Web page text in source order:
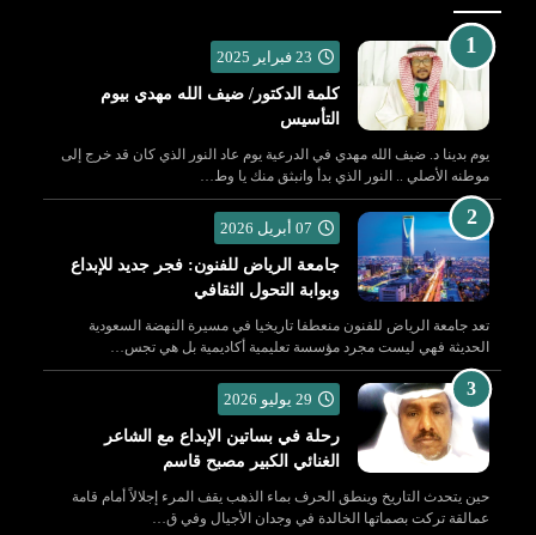
23 فبراير 2025
كلمة الدكتور/ ضيف الله مهدي بيوم
التأسيس
يوم بدينا د. ضيف الله مهدي في الدرعية يوم عاد النور الذي كان قد خرج إلى
موطنه الأصلي .. النور الذي بدأ وانبثق منك يا وط…
07 أبريل 2026
جامعة الرياض للفنون: فجر جديد للإبداع
وبوابة التحول الثقافي
تعد جامعة الرياض للفنون منعطفا تاريخيا في مسيرة النهضة السعودية
الحديثة فهي ليست مجرد مؤسسة تعليمية أكاديمية بل هي تجس…
29 يوليو 2026
رحلة في بساتين الإبداع مع الشاعر
الغنائي الكبير مصبح قاسم
حين يتحدث التاريخ وينطق الحرف بماء الذهب يقف المرء إجلالاً أمام قامة
عمالقة تركت بصماتها الخالدة في وجدان الأجيال وفي ق…